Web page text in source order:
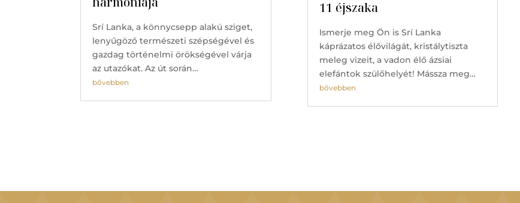
Srí Lanka, a könnycsepp alakú sziget,
lenyűgöző természeti szépségével és
gazdag történelmi örökségével várja
az utazókat. Az út során…
bővebben
11 éjszaka
Ismerje meg Ön is Srí Lanka
káprázatos élővilágát, kristálytiszta
meleg vizeit, a vadon élő ázsiai
elefántok szülőhelyét! Mássza meg…
bővebben